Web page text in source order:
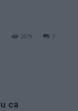
7
2079
ca